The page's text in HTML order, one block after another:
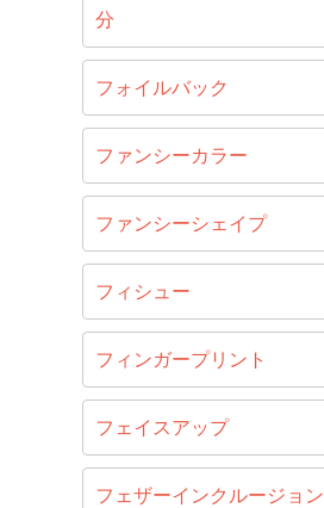
分
フォイルバック
ファンシーカラー
ファンシーシェイプ
フィシュー
フィンガープリント
フェイスアップ
フェザーインクルージョン